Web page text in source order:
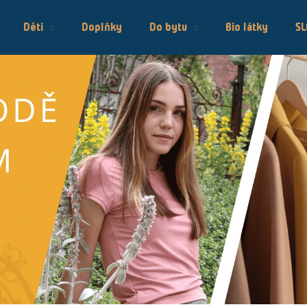
Děti Doplňky Do bytu Bio látky
Co potřebujete najít?
HLEDAT
Doporučujeme
ENVERO TOP BAMBUS ENVERO